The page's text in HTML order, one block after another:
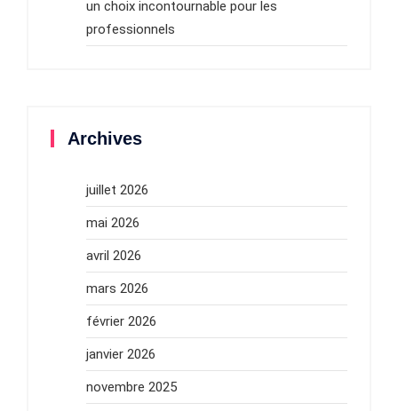
un choix incontournable pour les
professionnels
Archives
juillet 2026
mai 2026
avril 2026
mars 2026
février 2026
janvier 2026
novembre 2025